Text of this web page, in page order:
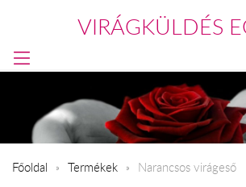
VIRÁGKÜLDÉS
Főoldal Termékek Narancsos virágeső